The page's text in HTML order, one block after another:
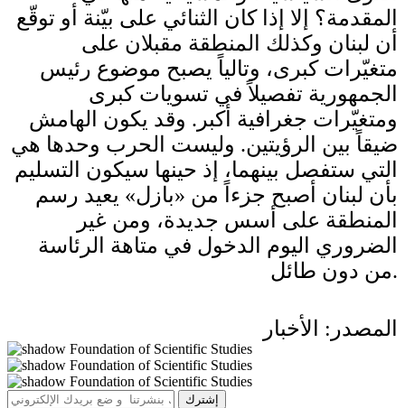
المقدمة؟ إلا إذا كان الثنائي على بيّنة أو توقّع
أن لبنان وكذلك المنطقة مقبلان على
متغيّرات كبرى، وتالياً يصبح موضوع رئيس
الجمهورية تفصيلاً في تسويات كبرى
ومتغيّرات جغرافية أكبر. وقد يكون الهامش
ضيقاً بين الرؤيتين. وليست الحرب وحدها هي
التي ستفصل بينهما، إذ حينها سيكون التسليم
بأن لبنان أصبح جزءاً من «بازل» يعيد رسم
المنطقة على أسس جديدة، ومن غير
الضروري اليوم الدخول في متاهة الرئاسة
من دون طائل.
المصدر: الأخبار